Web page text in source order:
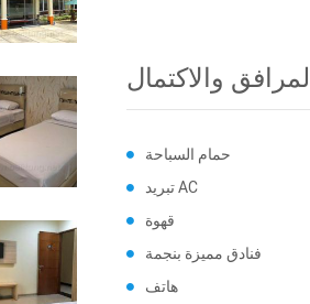
المرافق والاكتمال
حمام السباحة
تبريد AC
قهوة
فنادق مميزة بنجمة
هاتف